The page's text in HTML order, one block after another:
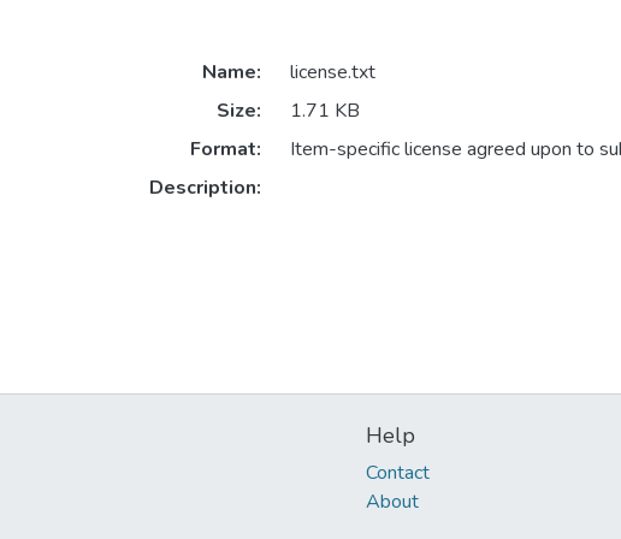
Name:
license.txt
Size:
1.71 KB
Format:
Item-specific license agreed upon to
Description:
Help
Contact
About